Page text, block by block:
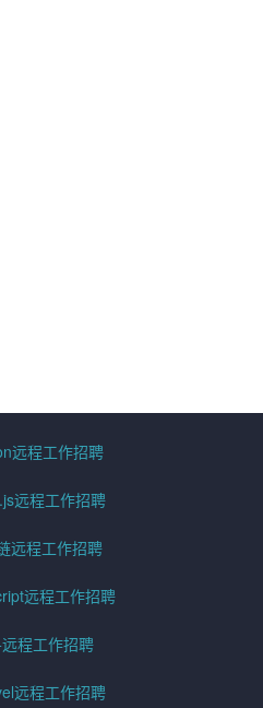
远程工作招聘
远程工作招聘
远程工作招聘
远程工作招聘
程工作招聘
远程工作招聘